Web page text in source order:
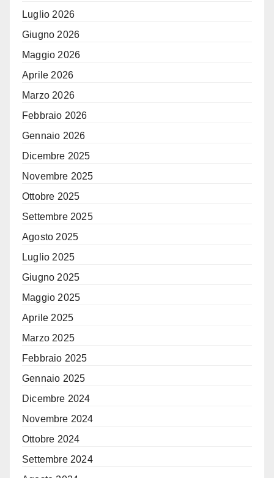
Luglio 2026
Giugno 2026
Maggio 2026
Aprile 2026
Marzo 2026
Febbraio 2026
Gennaio 2026
Dicembre 2025
Novembre 2025
Ottobre 2025
Settembre 2025
Agosto 2025
Luglio 2025
Giugno 2025
Maggio 2025
Aprile 2025
Marzo 2025
Febbraio 2025
Gennaio 2025
Dicembre 2024
Novembre 2024
Ottobre 2024
Settembre 2024